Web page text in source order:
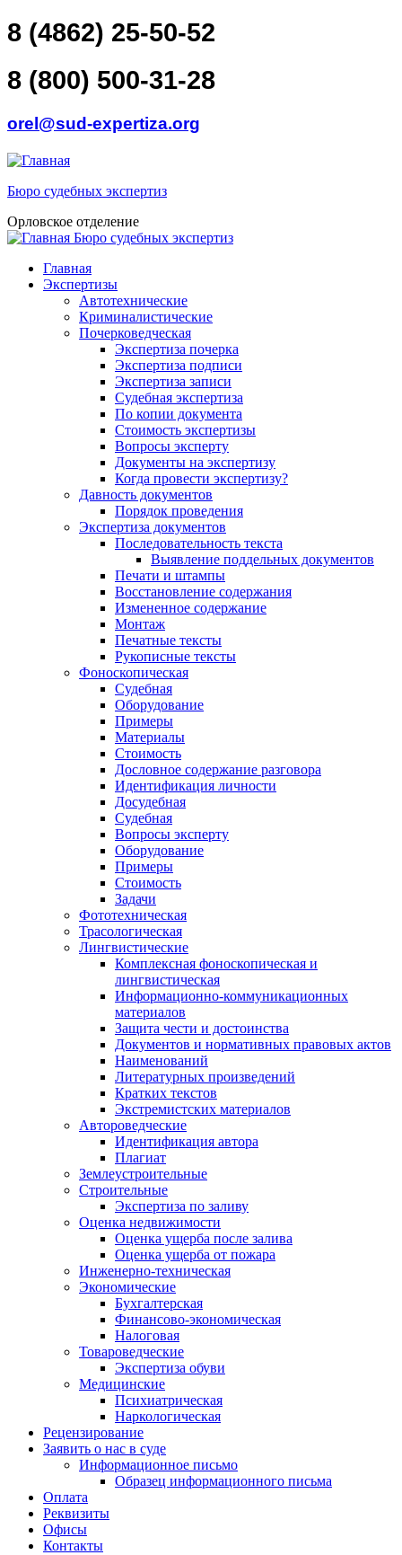
Перейти к основному содержанию
Skip to search
8 (4862) 25-50-52
8 (800) 500-31-28
orel@sud-expertiza.org
Бюро судебных экспертиз
Орловское отделение
Бюро судебных экспертиз
Главное меню
Главная
Экспертизы
Автотехнические
Криминалистические
Почерковедческая
Экспертиза почерка
Экспертиза подписи
Экспертиза записи
Судебная экспертиза
По копии документа
Стоимость экспертизы
Вопросы эксперту
Документы на экспертизу
Когда провести экспертизу?
Давность документов
Порядок проведения
Экспертиза документов
Последовательность текста
Выявление поддельных документов
Печати и штампы
Восстановление содержания
Измененное содержание
Монтаж
Печатные тексты
Рукописные тексты
Фоноскопическая
Судебная
Оборудование
Примеры
Материалы
Стоимость
Дословное содержание разговора
Идентификация личности
Досудебная
Судебная
Вопросы эксперту
Оборудование
Примеры
Стоимость
Задачи
Фототехническая
Трасологическая
Лингвистические
Комплексная фоноскопическая и
лингвистическая
Информационно-коммуникационных
материалов
Защита чести и достоинства
Документов и нормативных правовых актов
Наименований
Литературных произведений
Кратких текстов
Экстремистских материалов
Автороведческие
Идентификация автора
Плагиат
Землеустроительные
Строительные
Экспертиза по заливу
Оценка недвижимости
Оценка ущерба после залива
Оценка ущерба от пожара
Инженерно-техническая
Экономические
Бухгалтерская
Финансово-экономическая
Налоговая
Товароведческие
Экспертиза обуви
Медицинские
Психиатрическая
Наркологическая
Рецензирование
Заявить о нас в суде
Информационное письмо
Образец информационного письма
Оплата
Реквизиты
Офисы
Контакты